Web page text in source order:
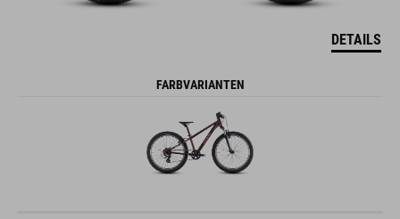
DETAILS
FARBVARIANTEN